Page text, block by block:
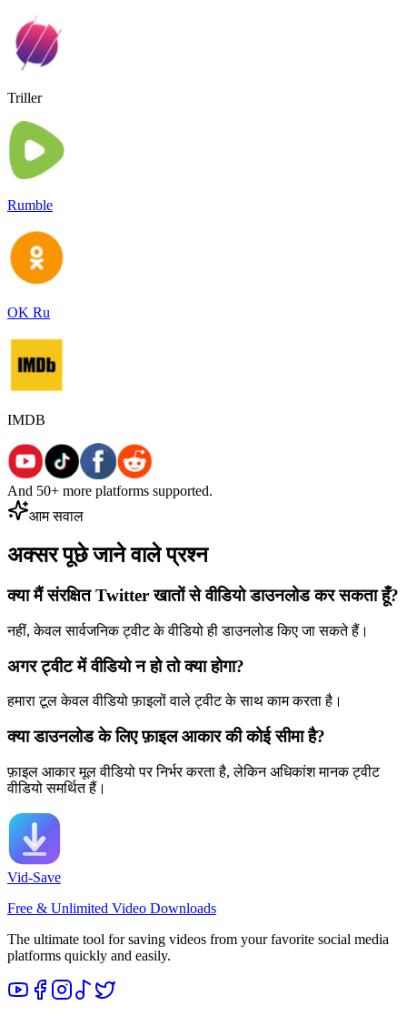
Triller
Rumble
OK Ru
IMDB
And 50+ more platforms supported.
आम सवाल
अक्सर पूछे जाने वाले प्रश्न
क्या मैं संरक्षित Twitter खातों से वीडियो डाउनलोड कर सकता हूँ?
नहीं, केवल सार्वजनिक ट्वीट के वीडियो ही डाउनलोड किए जा सकते हैं।
अगर ट्वीट में वीडियो न हो तो क्या होगा?
हमारा टूल केवल वीडियो फ़ाइलों वाले ट्वीट के साथ काम करता है।
क्या डाउनलोड के लिए फ़ाइल आकार की कोई सीमा है?
फ़ाइल आकार मूल वीडियो पर निर्भर करता है, लेकिन अधिकांश मानक ट्वीट
वीडियो समर्थित हैं।
Vid-Save
Free & Unlimited Video Downloads
The ultimate tool for saving videos from your favorite social media
platforms quickly and easily.